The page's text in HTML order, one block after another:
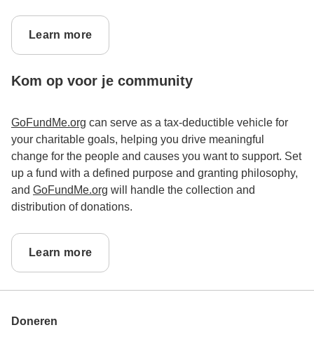
Learn more
Kom op voor je community
GoFundMe.org can serve as a tax-deductible vehicle for
your charitable goals, helping you drive meaningful
change for the people and causes you want to support. Set
up a fund with a defined purpose and granting philosophy,
and GoFundMe.org will handle the collection and
distribution of donations.
Learn more
Doneren